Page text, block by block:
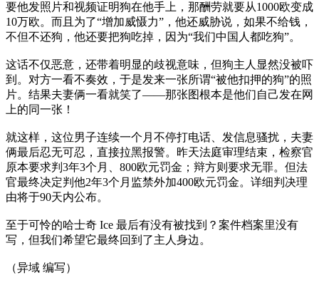
要他发照片和视频证明狗在他手上，那酬劳就要从1000欧变成
10万欧。而且为了“增加威慑力”，他还威胁说，如果不给钱，
不但不还狗，他还要把狗吃掉，因为“我们中国人都吃狗”。
这话不仅恶意，还带着明显的歧视意味，但狗主人显然没被吓
到。对方一看不奏效，于是发来一张所谓“被他扣押的狗”的照
片。结果夫妻俩一看就笑了——那张图根本是他们自己发在网
上的同一张！
就这样，这位男子连续一个月不停打电话、发信息骚扰，夫妻
俩最后忍无可忍，直接拉黑报警。昨天法庭审理结束，检察官
原本要求判3年3个月、800欧元罚金；辩方则要求无罪。但法
官最终决定判他2年3个月监禁外加400欧元罚金。详细判决理
由将于90天内公布。
至于可怜的哈士奇 Ice 最后有没有被找到？案件档案里没有
写，但我们希望它最终回到了主人身边。
（异域 编写）